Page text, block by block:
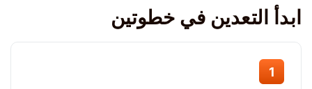
ابدأ التعدين في خطوتين
1